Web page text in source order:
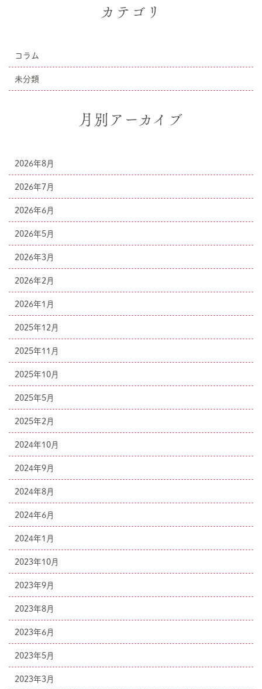
カテゴリ
コラム
未分類
月別アーカイブ
2026年8月
2026年7月
2026年6月
2026年5月
2026年3月
2026年2月
2026年1月
2025年12月
2025年11月
2025年10月
2025年5月
2025年2月
2024年10月
2024年9月
2024年8月
2024年6月
2024年1月
2023年10月
2023年9月
2023年8月
2023年6月
2023年5月
2023年3月